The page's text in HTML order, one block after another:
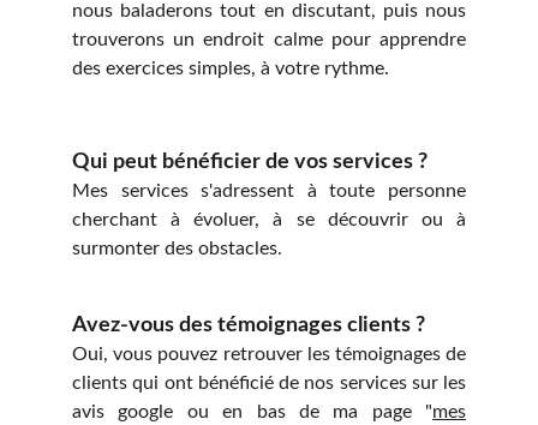
Avez-vous des témoignages clients ?
Qui peut bénéficier de vos services ?
Mes services s'adressent à toute personne
cherchant à évoluer, à se découvrir ou à
surmonter des obstacles.
nous baladerons tout en discutant, puis nous
trouverons un endroit calme pour apprendre
des exercices simples, à votre rythme.
Oui, vous pouvez retrouver les témoignages de
clients qui ont bénéficié de nos services sur les
avis google ou en bas de ma page "mes